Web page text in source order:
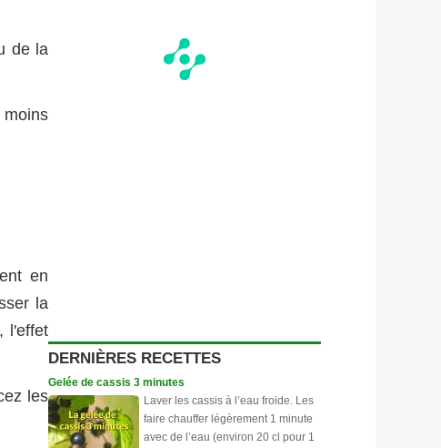
de la
en
la
l'effet
les
DERNIÈRES RECETTES
Gelée de cassis 3 minutes
Laver les cassis à l’eau froide. Les
faire chauffer légèrement 1 minute
avec de l’eau (environ 20 cl pour 1